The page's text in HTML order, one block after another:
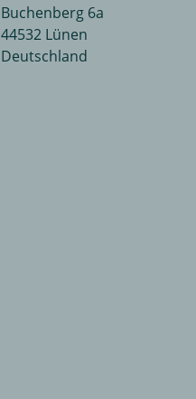
Buchenberg 6a
44532 Lünen
Deutschland